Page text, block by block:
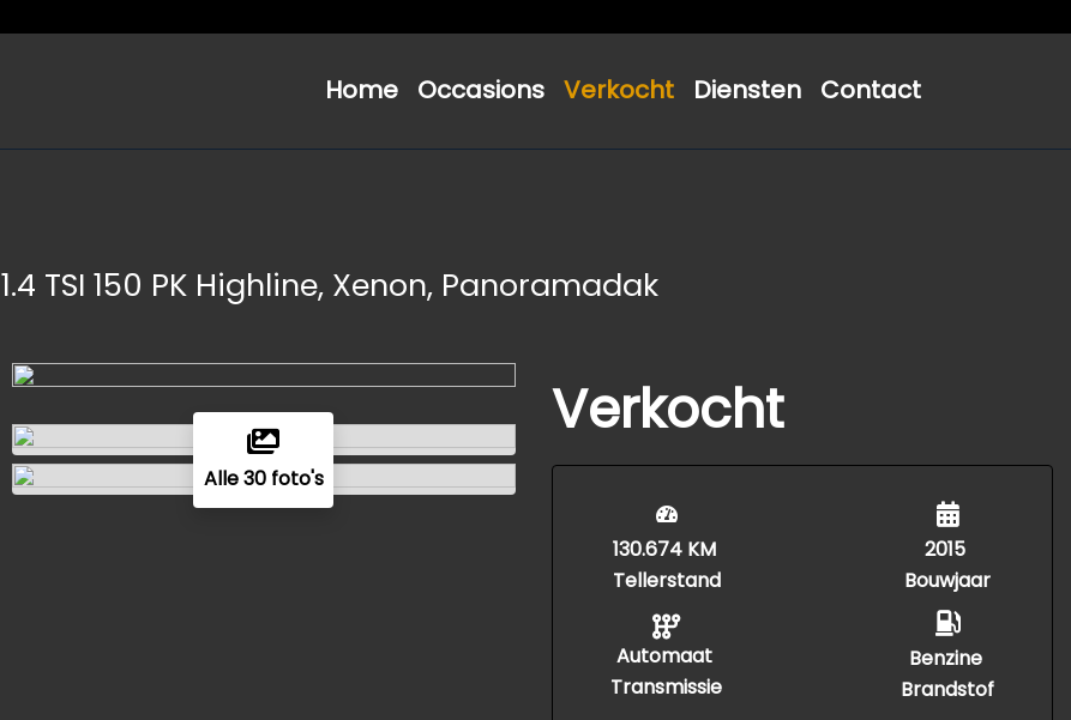
Home Occasions Verkocht Diensten Contact
1.4 TSI 150 PK Highline, Xenon, Panoramadak
Alle 30 foto's
Verkocht
130.674 KM
Tellerstand
Automaat
Transmissie
2015
Bouwjaar
Benzine
Brandstof